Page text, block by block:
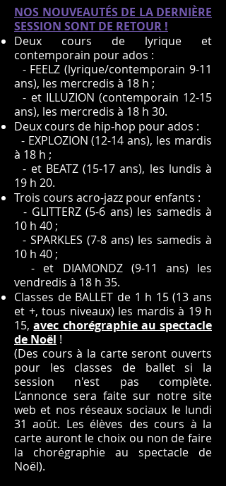
NOS NOUVEAUTÉS DE LA DERNIÈRE
SESSION SONT DE RETOUR !
Deux cours de lyrique et
contemporain pour ados :
- FEELZ (lyrique/contemporain 9-11
ans), les mercredis à 18 h ;
- et ILLUZION (contemporain 12-15
ans), les mercredis à 18 h 30.
Deux cours de hip-hop pour ados :
- EXPLOZION (12-14 ans), les mardis
à 18 h ;
- et BEATZ (15-17 ans), les lundis à
19 h 20.
Trois cours acro-jazz pour enfants :
- GLITTERZ (5-6 ans) les samedis à
10 h 40 ;
- SPARKLES (7-8 ans) les samedis à
10 h 40 ;
- et DIAMONDZ (9-11 ans) les
vendredis à 18 h 35.
Classes de BALLET de 1 h 15 (13 ans
et +, tous niveaux) les mardis à 19 h
15,avec chorégraphie au spectacle
de Noël !
(Des cours à la carte seront ouverts
pour les classes de ballet si la
session n'est pas complète.
L’annonce sera faite sur notre site
web et nos réseaux sociaux le lundi
31 août. Les élèves des cours à la
carte auront le choix ou non de faire
la chorégraphie au spectacle de
Noël).